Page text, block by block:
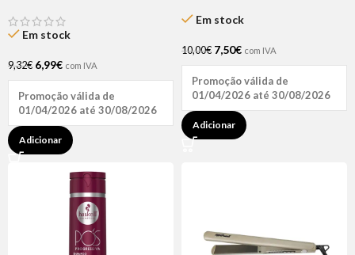
Em stock
9,32€ 6,99€ com IVA
Promoção válida de
01/04/2026 até 30/08/2026
Adicionar
Em stock
10,00€ 7,50€ com IVA
Promoção válida de
01/04/2026 até 30/08/2026
Adicionar